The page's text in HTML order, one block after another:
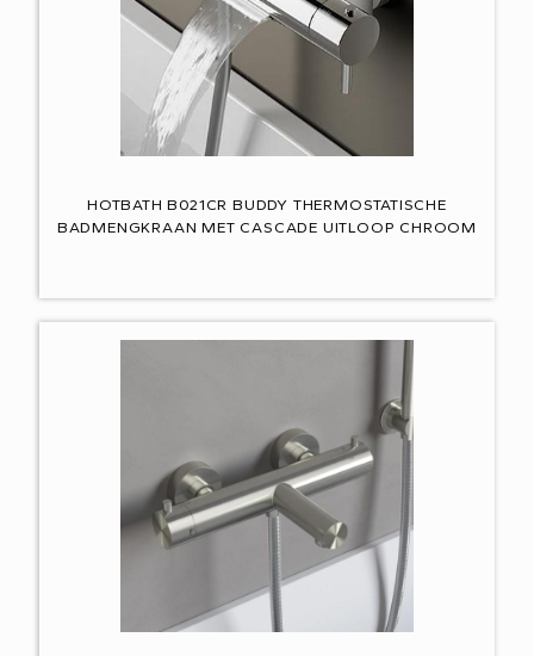
HOTBATH B021CR BUDDY THERMOSTATISCHE
BADMENGKRAAN MET CASCADE UITLOOP CHROOM